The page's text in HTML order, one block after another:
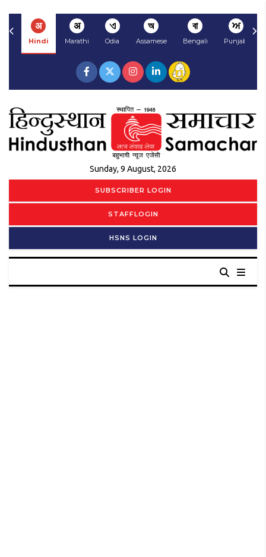
अ
Hindi
अ
Marathi
ଏ
Odia
অ
Assamese
বা
Bengali
ਅ
Punjabi
Sunday, 9 August, 2026
SUBSCRIBER LOGIN
STAFFLOGIN
HSNS LOGIN